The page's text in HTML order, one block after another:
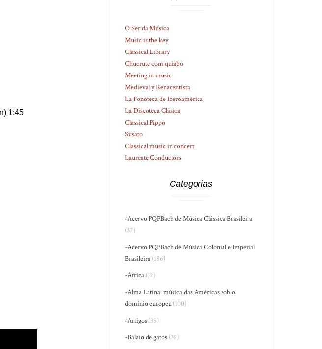
1:45
O Ser da Música
Music is the key
Classical Library
Chucrute com quiabo
Meeting in music
Medieval y Renacentista
La Fonoteca de Iberoamérica
La Discoteca Clásica
Classical Pippo
Susato
Classical music in concert
Laureate Conductors
Categorias
-Acervo PQPBach de Música Clássica Brasileira
(37)
-Acervo PQPBach de Música Colonial e Imperial
Brasileira (186)
-África (12)
-Alma Latina: música das Américas sob o
domínio europeu (100)
-Artigos (35)
-Balaio de gatos (36)